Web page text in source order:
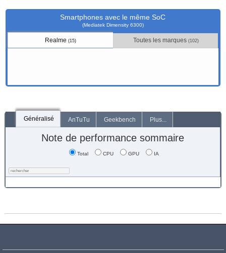
Smartphones avec le même SoC
(Mediatek Dimensity 6300)
Realme(15) Toutes les marques (102)
Généralisé AnTuTu Geekbench Plus...
Note de performance sommaire
Total CPU GPU IA